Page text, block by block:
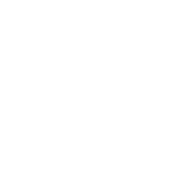
Händelsetyp
objektet Händelse genom att lägga
till kombinationsrutan
Tillgångsstatus
i kombinationsrutan
för mobil
fält som krävs för användning i